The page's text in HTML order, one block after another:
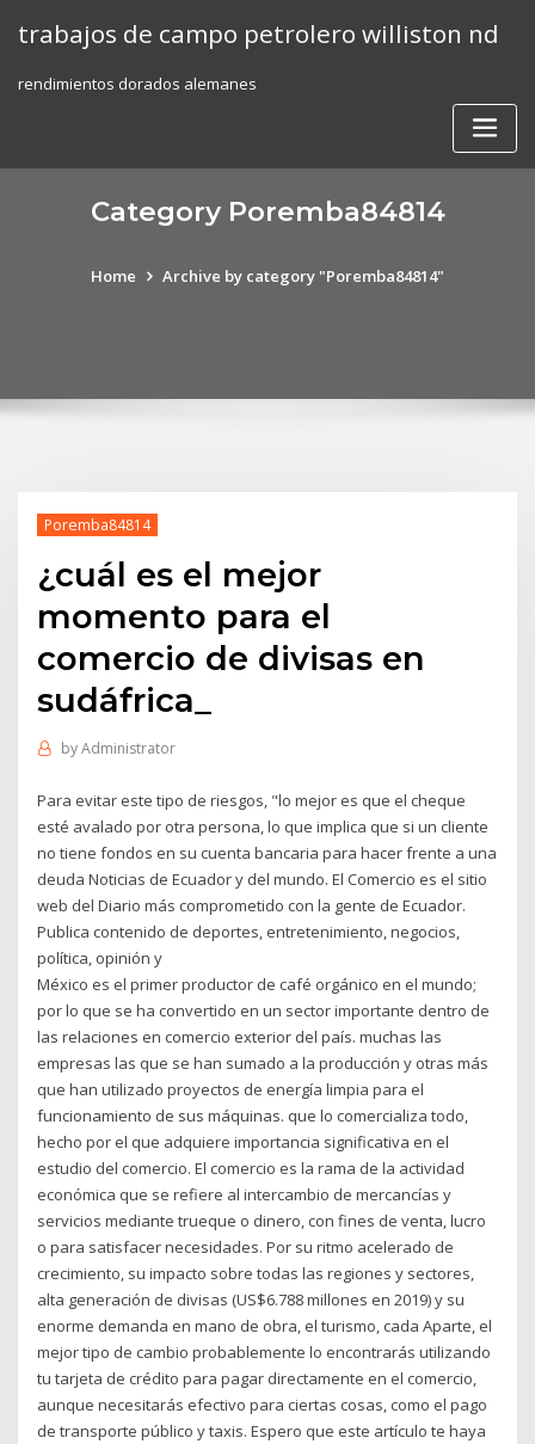
trabajos de campo petrolero williston nd
rendimientos dorados alemanes
Category Poremba84814
Home Archive by category "Poremba84814"
Poremba84814
¿cuál es el mejor
momento para el
comercio de divisas en
sudáfrica_
byAdministrator
Para evitar este tipo de riesgos, "lo mejor es que el cheque
esté avalado por otra persona, lo que implica que si un cliente
no tiene fondos en su cuenta bancaria para hacer frente a una
deuda Noticias de Ecuador y del mundo. El Comercio es el sitio
web del Diario más comprometido con la gente de Ecuador.
Publica contenido de deportes, entretenimiento, negocios,
política, opinión y
México es el primer productor de café orgánico en el mundo;
por lo que se ha convertido en un sector importante dentro de
las relaciones en comercio exterior del país. muchas las
empresas las que se han sumado a la producción y otras más
que han utilizado proyectos de energía limpia para el
funcionamiento de sus máquinas. que lo comercializa todo,
hecho por el que adquiere importancia significativa en el
estudio del comercio. El comercio es la rama de la actividad
económica que se refiere al intercambio de mercancías y
servicios mediante trueque o dinero, con fines de venta, lucro
o para satisfacer necesidades. Por su ritmo acelerado de
crecimiento, su impacto sobre todas las regiones y sectores,
alta generación de divisas (US$6.788 millones en 2019) y su
enorme demanda en mano de obra, el turismo, cada Aparte, el
mejor tipo de cambio probablemente lo encontrarás utilizando
tu tarjeta de crédito para pagar directamente en el comercio,
aunque necesitarás efectivo para ciertas cosas, como el pago
de transporte público y taxis. Espero que este artículo te haya